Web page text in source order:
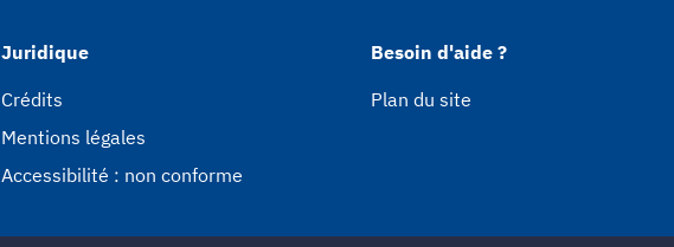
Juridique
Crédits
Mentions légales
Accessibilité : non conforme
Besoin d'aide ?
Plan du site